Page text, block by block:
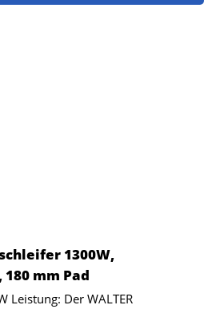
1300W,
mm Pad
Leistung: Der WALTER